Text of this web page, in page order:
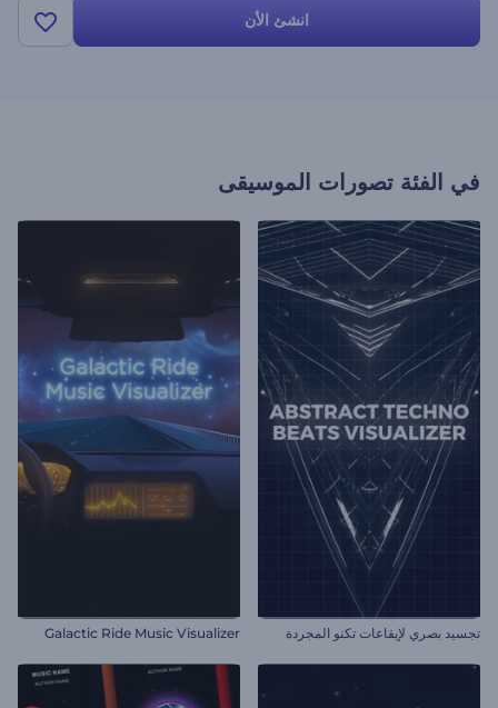
انشئ الأن
في الفئة تصورات الموسيقى
تجسيد بصري لإيقاعات تكنو المجردة Galactic Ride Music Visualizer